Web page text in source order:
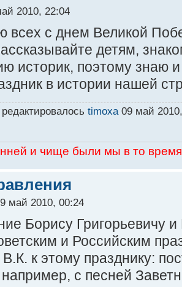
2010, 22:04
всех с днем Великой
детям,
историк, поэтому знаю
в истории нашей
timoxa09 май 2010,
и чище были мы в то
май 2010, 00:24
Борису Григорьевичу
и Российским
к этому празднику:
с песней